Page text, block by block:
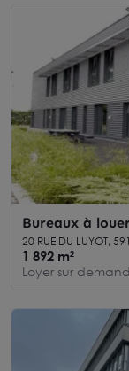
Bureaux à
et accès
20 RUE DU LUYOT,
1 892 m²
Loyer sur